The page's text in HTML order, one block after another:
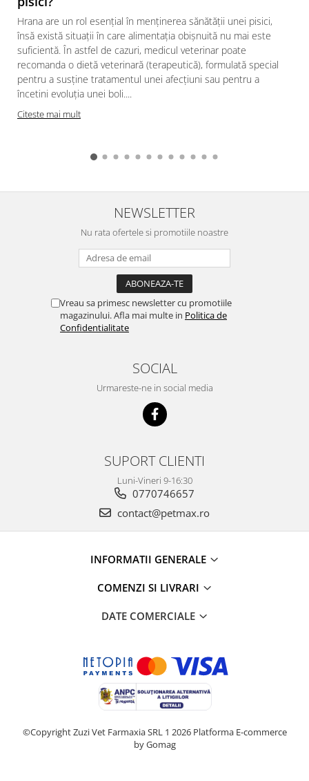
Hrana are un rol esențial în menținerea sănătății unei pisici,
însă există situații în care alimentația obișnuită nu mai este
suficientă. În astfel de cazuri, medicul veterinar poate
recomanda o dietă veterinară (terapeutică), formulată special
pentru a susține tratamentul unei afecțiuni sau pentru a
încetini evoluția unei boli....
Citeste mai mult
NEWSLETTER
Nu rata ofertele si promotiile noastre
Vreau sa primesc newsletter cu promotiile
magazinului. Afla mai multe in Politica de
Confidentialitate
SOCIAL
Urmareste-ne in social media
SUPORT CLIENTI
Luni-Vineri 9-16:30
0770746657
contact@petmax.ro
INFORMATII GENERALE
COMENZI SI LIVRARI
DATE COMERCIALE
©Copyright Zuzi Vet Farmaxia SRL 1 2026 Platforma E-commerce
by Gomag